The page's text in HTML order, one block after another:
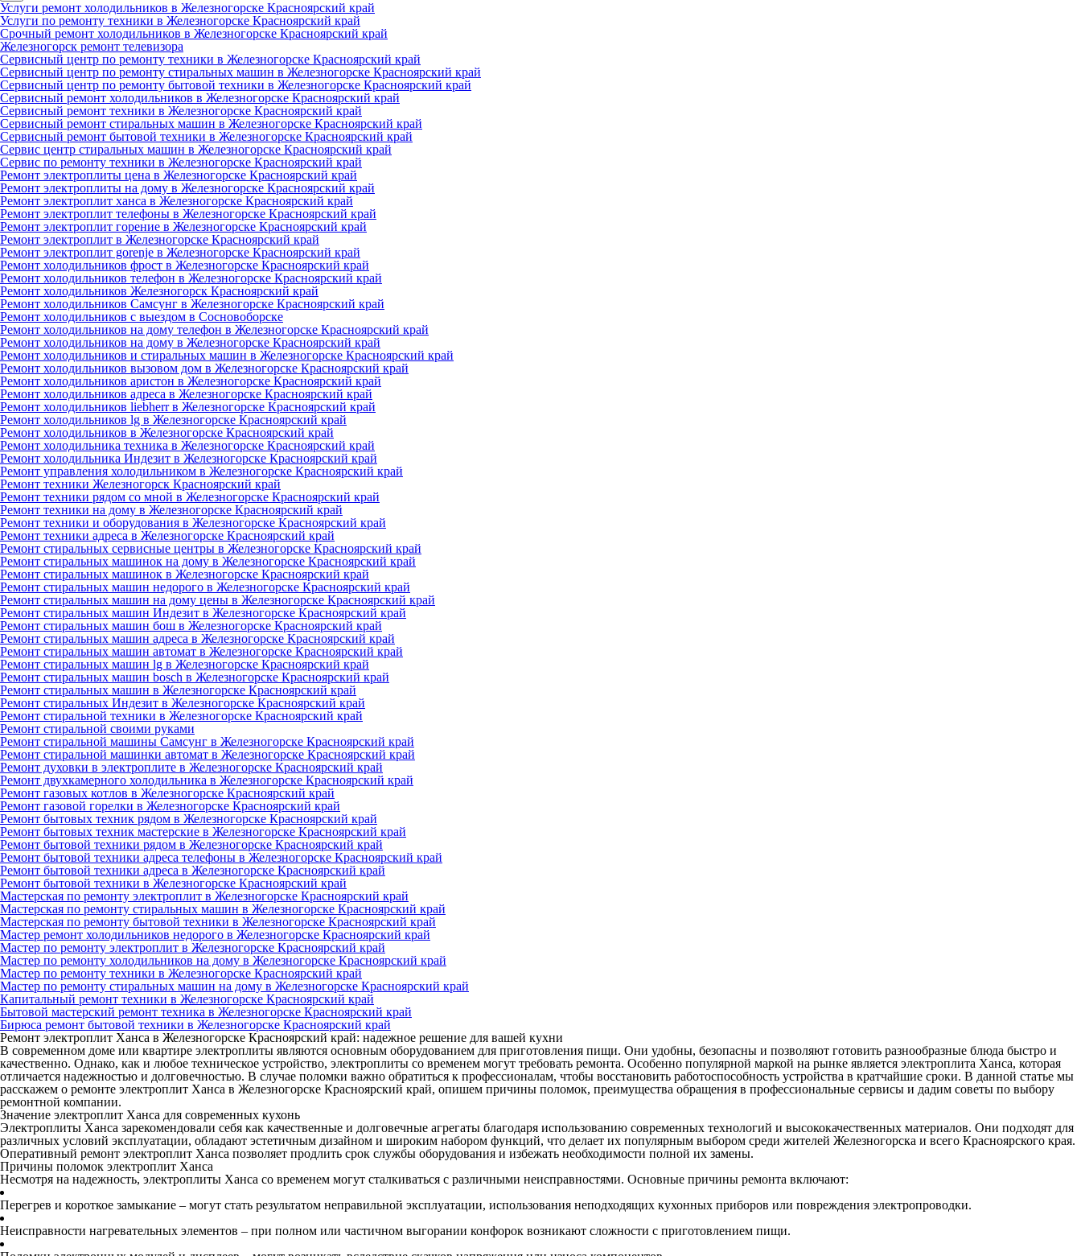
Услуги ремонт холодильников в Железногорске Красноярский край
Услуги по ремонту техники в Железногорске Красноярский край
Срочный ремонт холодильников в Железногорске Красноярский край
Железногорск ремонт телевизора
Сервисный центр по ремонту техники в Железногорске Красноярский край
Сервисный центр по ремонту стиральных машин в Железногорске Красноярский край
Сервисный центр по ремонту бытовой техники в Железногорске Красноярский край
Сервисный ремонт холодильников в Железногорске Красноярский край
Сервисный ремонт техники в Железногорске Красноярский край
Сервисный ремонт стиральных машин в Железногорске Красноярский край
Сервисный ремонт бытовой техники в Железногорске Красноярский край
Сервис центр стиральных машин в Железногорске Красноярский край
Сервис по ремонту техники в Железногорске Красноярский край
Ремонт электроплиты цена в Железногорске Красноярский край
Ремонт электроплиты на дому в Железногорске Красноярский край
Ремонт электроплит ханса в Железногорске Красноярский край
Ремонт электроплит телефоны в Железногорске Красноярский край
Ремонт электроплит горение в Железногорске Красноярский край
Ремонт электроплит в Железногорске Красноярский край
Ремонт электроплит gorenje в Железногорске Красноярский край
Ремонт холодильников фрост в Железногорске Красноярский край
Ремонт холодильников телефон в Железногорске Красноярский край
Ремонт холодильников Железногорск Красноярский край
Ремонт холодильников Самсунг в Железногорске Красноярский край
Ремонт холодильников с выездом в Сосновоборске
Ремонт холодильников на дому телефон в Железногорске Красноярский край
Ремонт холодильников на дому в Железногорске Красноярский край
Ремонт холодильников и стиральных машин в Железногорске Красноярский край
Ремонт холодильников вызовом дом в Железногорске Красноярский край
Ремонт холодильников аристон в Железногорске Красноярский край
Ремонт холодильников адреса в Железногорске Красноярский край
Ремонт холодильников liebherr в Железногорске Красноярский край
Ремонт холодильников lg в Железногорске Красноярский край
Ремонт холодильников в Железногорске Красноярский край
Ремонт холодильника техника в Железногорске Красноярский край
Ремонт холодильника Индезит в Железногорске Красноярский край
Ремонт управления холодильником в Железногорске Красноярский край
Ремонт техники Железногорск Красноярский край
Ремонт техники рядом со мной в Железногорске Красноярский край
Ремонт техники на дому в Железногорске Красноярский край
Ремонт техники и оборудования в Железногорске Красноярский край
Ремонт техники адреса в Железногорске Красноярский край
Ремонт стиральных сервисные центры в Железногорске Красноярский край
Ремонт стиральных машинок на дому в Железногорске Красноярский край
Ремонт стиральных машинок в Железногорске Красноярский край
Ремонт стиральных машин недорого в Железногорске Красноярский край
Ремонт стиральных машин на дому цены в Железногорске Красноярский край
Ремонт стиральных машин Индезит в Железногорске Красноярский край
Ремонт стиральных машин бош в Железногорске Красноярский край
Ремонт стиральных машин адреса в Железногорске Красноярский край
Ремонт стиральных машин автомат в Железногорске Красноярский край
Ремонт стиральных машин lg в Железногорске Красноярский край
Ремонт стиральных машин bosch в Железногорске Красноярский край
Ремонт стиральных машин в Железногорске Красноярский край
Ремонт стиральных Индезит в Железногорске Красноярский край
Ремонт стиральной техники в Железногорске Красноярский край
Ремонт стиральной своими руками
Ремонт стиральной машины Самсунг в Железногорске Красноярский край
Ремонт стиральной машинки автомат в Железногорске Красноярский край
Ремонт духовки в электроплите в Железногорске Красноярский край
Ремонт двухкамерного холодильника в Железногорске Красноярский край
Ремонт газовых котлов в Железногорске Красноярский край
Ремонт газовой горелки в Железногорске Красноярский край
Ремонт бытовых техник рядом в Железногорске Красноярский край
Ремонт бытовых техник мастерские в Железногорске Красноярский край
Ремонт бытовой техники рядом в Железногорске Красноярский край
Ремонт бытовой техники адреса телефоны в Железногорске Красноярский край
Ремонт бытовой техники адреса в Железногорске Красноярский край
Ремонт бытовой техники в Железногорске Красноярский край
Мастерская по ремонту электроплит в Железногорске Красноярский край
Мастерская по ремонту стиральных машин в Железногорске Красноярский край
Мастерская по ремонту бытовой техники в Железногорске Красноярский край
Мастер ремонт холодильников недорого в Железногорске Красноярский край
Мастер по ремонту электроплит в Железногорске Красноярский край
Мастер по ремонту холодильников на дому в Железногорске Красноярский край
Мастер по ремонту техники в Железногорске Красноярский край
Мастер по ремонту стиральных машин на дому в Железногорске Красноярский край
Капитальный ремонт техники в Железногорске Красноярский край
Бытовой мастерский ремонт техника в Железногорске Красноярский край
Бирюса ремонт бытовой техники в Железногорске Красноярский край
Ремонт электроплит Ханса в Железногорске Красноярский край: надежное решение для вашей кухни
В современном доме или квартире электроплиты являются основным оборудованием для приготовления пищи. Они удобны, безопасны и позволяют готовить разнообразные блюда быстро и
качественно. Однако, как и любое техническое устройство, электроплиты со временем могут требовать ремонта. Особенно популярной маркой на рынке является электроплита Ханса, которая
отличается надежностью и долговечностью. В случае поломки важно обратиться к профессионалам, чтобы восстановить работоспособность устройства в кратчайшие сроки. В данной статье мы
расскажем о ремонте электроплит Ханса в Железногорске Красноярский край, опишем причины поломок, преимущества обращения в профессиональные сервисы и дадим советы по выбору
ремонтной компании.
Значение электроплит Ханса для современных кухонь
Электроплиты Ханса зарекомендовали себя как качественные и долговечные агрегаты благодаря использованию современных технологий и высококачественных материалов. Они подходят для
различных условий эксплуатации, обладают эстетичным дизайном и широким набором функций, что делает их популярным выбором среди жителей Железногорска и всего Красноярского края.
Оперативный ремонт электроплит Ханса позволяет продлить срок службы оборудования и избежать необходимости полной их замены.
Причины поломок электроплит Ханса
Несмотря на надежность, электроплиты Ханса со временем могут сталкиваться с различными неисправностями. Основные причины ремонта включают:
Перегрев и короткое замыкание – могут стать результатом неправильной эксплуатации, использования неподходящих кухонных приборов или повреждения электропроводки.
Неисправности нагревательных элементов – при полном или частичном выгорании конфорок возникают сложности с приготовлением пищи.